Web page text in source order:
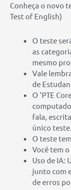
Conheça o novo
Test of English)
O teste
as
mesmo
Vale
de
O ‘PTE
fala,
único teste.
O teste
Você tem
Uso de IA:
junto com
de erros